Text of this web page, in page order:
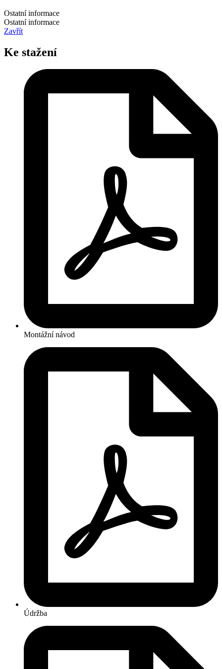
Ostatní informace
Ostatní informace
Zavřít
Ke stažení
Montážní návod
Údržba